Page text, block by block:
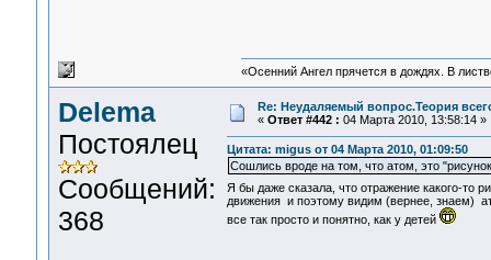
«Осенний Ангел прячется в дождях. В
Delema
Постоялец
Сообщений:
368
Re: Неудаляемый вопрос.Теория
« Ответ #442 : 04 Марта 2010, 13:58:14 »
Цитата: migus от 04 Марта 2010, 01:09:50
Сошлись вроде на том, что атом, это
Я бы даже сказала, что отражение какого-то
движения и поэтому видим (вернее, знаем)
все так просто и понятно, как у детей